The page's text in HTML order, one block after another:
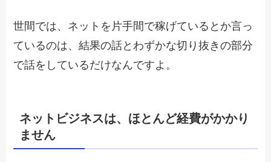
世間では、ネットを片手間で稼げているとか言っ
ているのは、結果の話とわずかな切り抜きの部分
で話をしているだけなんですよ。
ネットビジネスは、ほとんど経費がかかり
ません